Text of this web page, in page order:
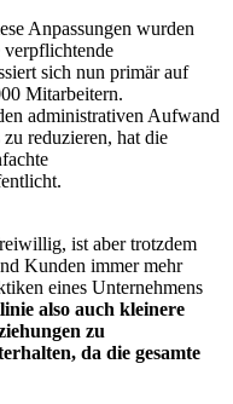
Anpassungen wurden
sich nun primär auf
Mitarbeitern.
administrativen Aufwand
reduzieren, hat die
ist aber trotzdem
Kunden immer mehr
eines Unternehmens
also auch kleinere
zu
da die gesamte